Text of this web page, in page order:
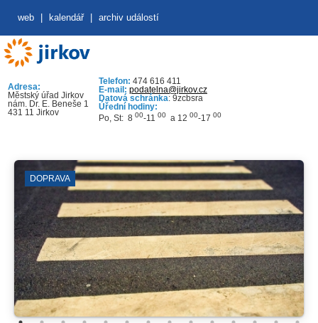
web kalendář archiv událostí
Adresa:
Městský úřad Jirkov
nám. Dr. E. Beneše 1
431 11 Jirkov
Telefon: 474 616 411
E-mail: podatelna@jirkov.cz
Datová schránka: 9zcbsra
Úřední hodiny:
Po, St: 8 00-11 00 a 12 00-17 00
DOPRAVA